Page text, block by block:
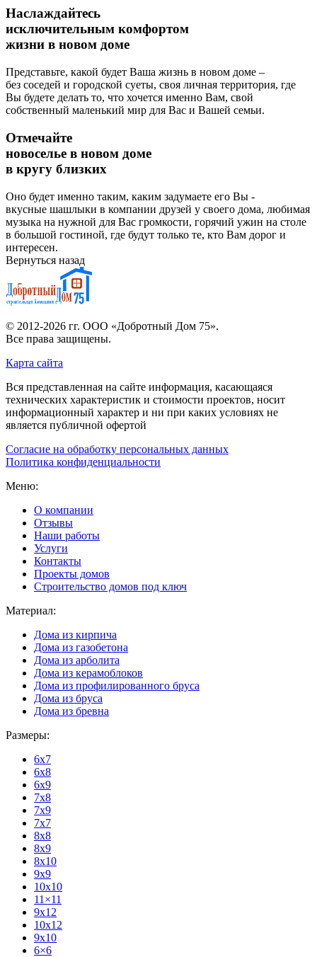
Наслаждайтесь
исключительным комфортом
жизни в новом доме
Представьте, какой будет Ваша жизнь в новом доме –
без соседей и городской суеты, своя личная территория, где
Вы будете делать то, что хочется именно Вам, свой
собственный маленький мир для Вас и Вашей семьи.
Отмечайте
новоселье в новом доме
в кругу близких
Оно будет именно таким, каким задумаете его Вы -
вкусные шашлыки в компании друзей у своего дома, любимая
музыка на нужной для Вас громкости, горячий ужин на столе
в большой гостиной, где будут только те, кто Вам дорог и
интересен.
Вернуться назад
© 2012-2026 гг. ООО «Добротный Дом 75».
Все права защищены.
Карта сайта
Вся представленная на сайте информация, касающаяся
технических характеристик и стоимости проектов, носит
информационный характер и ни при каких условиях не
является публичной офертой
Согласие на обработку персональных данных
Политика конфиденциальности
Меню:
О компании
Отзывы
Наши работы
Услуги
Контакты
Проекты домов
Строительство домов под ключ
Материал:
Дома из кирпича
Дома из газобетона
Дома из арболита
Дома из керамоблоков
Дома из профилированного бруса
Дома из бруса
Дома из бревна
Размеры:
6x7
6x8
6x9
7x8
7x9
7x7
8x8
8x9
8x10
9x9
10x10
11×11
9x12
10x12
9x10
6×6